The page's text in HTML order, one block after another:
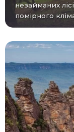
незайманих
помірного